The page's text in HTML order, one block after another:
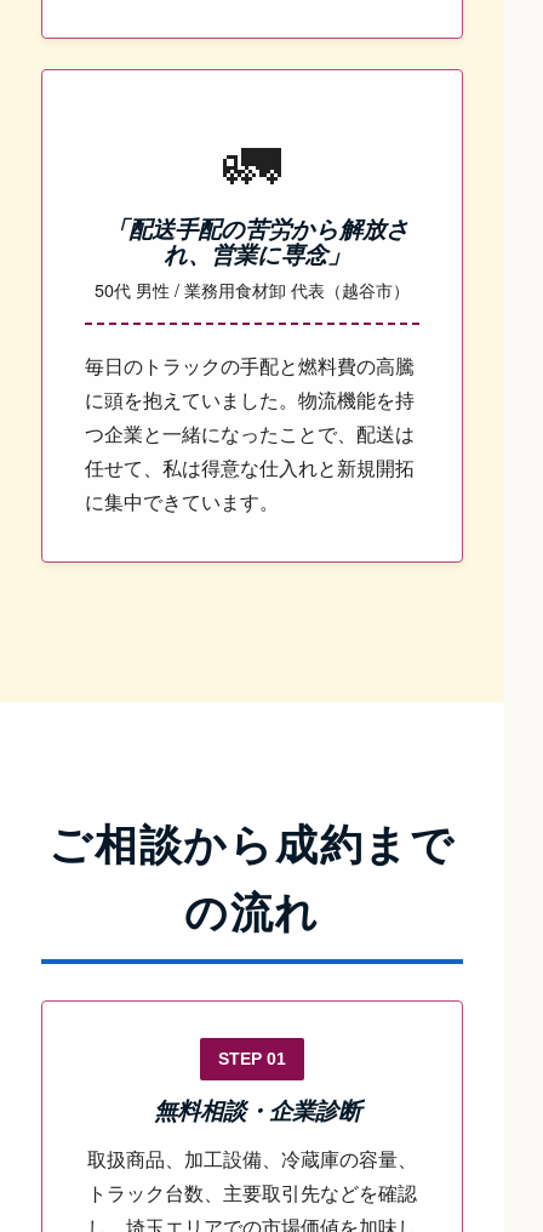
🚛
「配送手配の苦労から解放さ
れ、営業に専念」
50代 男性 / 業務用食材卸 代表（越谷市）
毎日のトラックの手配と燃料費の高騰
に頭を抱えていました。物流機能を持
つ企業と一緒になったことで、配送は
任せて、私は得意な仕入れと新規開拓
に集中できています。
ご相談から成約まで
の流れ
STEP 01
無料相談・企業診断
取扱商品、加工設備、冷蔵庫の容量、
トラック台数、主要取引先などを確認